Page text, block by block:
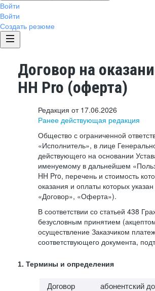
Войти
Войти
Создать резюме
Договор на
HH Pro (оферта)
Редакция от 17.06.2026
Ранее действующая редакция
Общество с ограниченной
«Исполнитель», в лице
действующего на основании
именуемому в дальнейшем
HH Pro, перечень и стоимость
оказания и оплаты которых
«Договор», «Оферта»).
В соответствии со статьей 438
безусловным принятием
осуществление Заказчиком
соответствующего документа,
1. Термины и определения
Договор
абонентский